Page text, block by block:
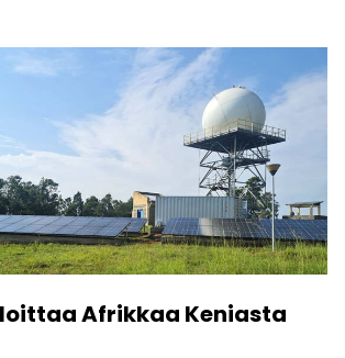
Afrikkaa Keniasta